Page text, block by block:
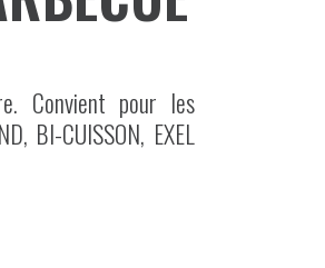
Convient pour les
BI-CUISSON, EXEL